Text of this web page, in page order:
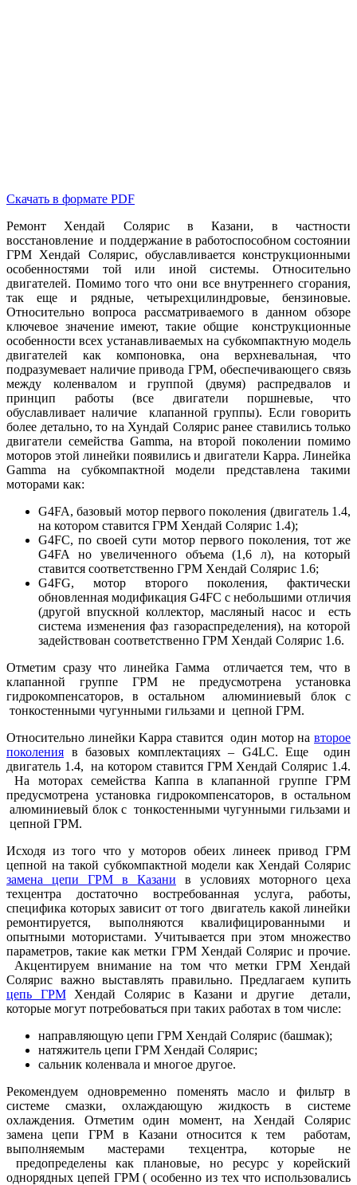
Скачать в формате PDF
Ремонт Хендай Солярис в Казани, в частности
восстановление и поддержание в работоспособном состоянии
ГРМ Хендай Солярис, обуславливается конструкционными
особенностями той или иной системы. Относительно
двигателей. Помимо того что они все внутреннего сгорания,
так еще и рядные, четырехцилиндровые, бензиновые.
Относительно вопроса рассматриваемого в данном обзоре
ключевое значение имеют, такие общие конструкционные
особенности всех устанавливаемых на субкомпактную модель
двигателей как компоновка, она верхневальная, что
подразумевает наличие привода ГРМ, обеспечивающего связь
между коленвалом и группой (двумя) распредвалов и
принцип работы (все двигатели поршневые, что
обуславливает наличие клапанной группы). Если говорить
более детально, то на Хундай Солярис ранее ставились только
двигатели семейства Gamma, на второй поколении помимо
моторов этой линейки появились и двигатели Kappa. Линейка
Gamma на субкомпактной модели представлена такими
моторами как:
G4FA, базовый мотор первого поколения (двигатель 1.4,
на котором ставится ГРМ Хендай Солярис 1.4);
G4FC, по своей сути мотор первого поколения, тот же
G4FA но увеличенного объема (1,6 л), на который
ставится соответственно ГРМ Хендай Солярис 1.6;
G4FG, мотор второго поколения, фактически
обновленная модификация G4FC с небольшими отличия
(другой впускной коллектор, масляный насос и есть
система изменения фаз газораспределения), на которой
задействован соответственно ГРМ Хендай Солярис 1.6.
Отметим сразу что линейка Гамма отличается тем, что в
клапанной группе ГРМ не предусмотрена установка
гидрокомпенсаторов, в остальном алюминиевый блок с
тонкостенными чугунными гильзами и цепной ГРМ.
Относительно линейки Kappa ставится один мотор на второе
поколения в базовых комплектациях – G4LC. Еще один
двигатель 1.4, на котором ставится ГРМ Хендай Солярис 1.4.
На моторах семейства Каппа в клапанной группе ГРМ
предусмотрена установка гидрокомпенсаторов, в остальном
алюминиевый блок с тонкостенными чугунными гильзами и
цепной ГРМ.
Исходя из того что у моторов обеих линеек привод ГРМ
цепной на такой субкомпактной модели как Хендай Солярис
замена цепи ГРМ в Казани в условиях моторного цеха
техцентра достаточно востребованная услуга, работы,
специфика которых зависит от того двигатель какой линейки
ремонтируется, выполняются квалифицированными и
опытными мотористами. Учитывается при этом множество
параметров, такие как метки ГРМ Хендай Солярис и прочие.
Акцентируем внимание на том что метки ГРМ Хендай
Солярис важно выставлять правильно. Предлагаем купить
цепь ГРМХендай Солярис в Казани и другие детали,
которые могут потребоваться при таких работах в том числе:
направляющую цепи ГРМ Хендай Солярис (башмак);
натяжитель цепи ГРМ Хендай Солярис;
сальник коленвала и многое другое.
Рекомендуем одновременно поменять масло и фильтр в
системе смазки, охлаждающую жидкость в системе
охлаждения. Отметим один момент, на Хендай Солярис
замена цепи ГРМ в Казани относится к тем работам,
выполняемым мастерами техцентра, которые не
предопределены как плановые, но ресурс у корейский
однорядных цепей ГРМ ( особенно из тех что использовались